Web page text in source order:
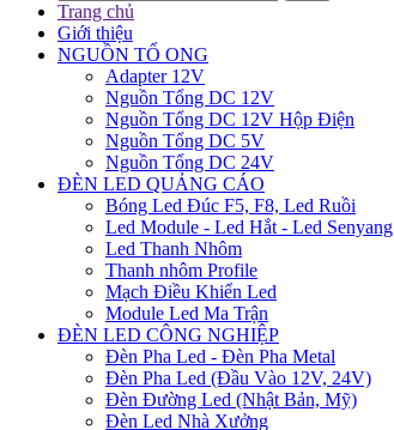
Trang chủ
Giới thiệu
NGUỒN TỔ ONG
Adapter 12V
Nguồn Tổng DC 12V
Nguồn Tổng DC 12V Hộp Điện
Nguồn Tổng DC 5V
Nguồn Tổng DC 24V
ĐÈN LED QUẢNG CÁO
Bóng Led Đúc F5, F8, Led Ruồi
Led Module - Led Hắt - Led Senyang
Led Thanh Nhôm
Thanh nhôm Profile
Mạch Điều Khiển Led
Module Led Ma Trận
ĐÈN LED CÔNG NGHIỆP
Đèn Pha Led - Đèn Pha Metal
Đèn Pha Led (Đầu Vào 12V, 24V)
Đèn Đường Led (Nhật Bản, Mỹ)
Đèn Led Nhà Xưởng